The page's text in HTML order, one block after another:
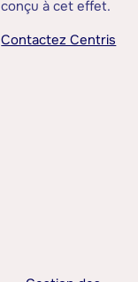
conçu à cet effet.
Contactez Centris